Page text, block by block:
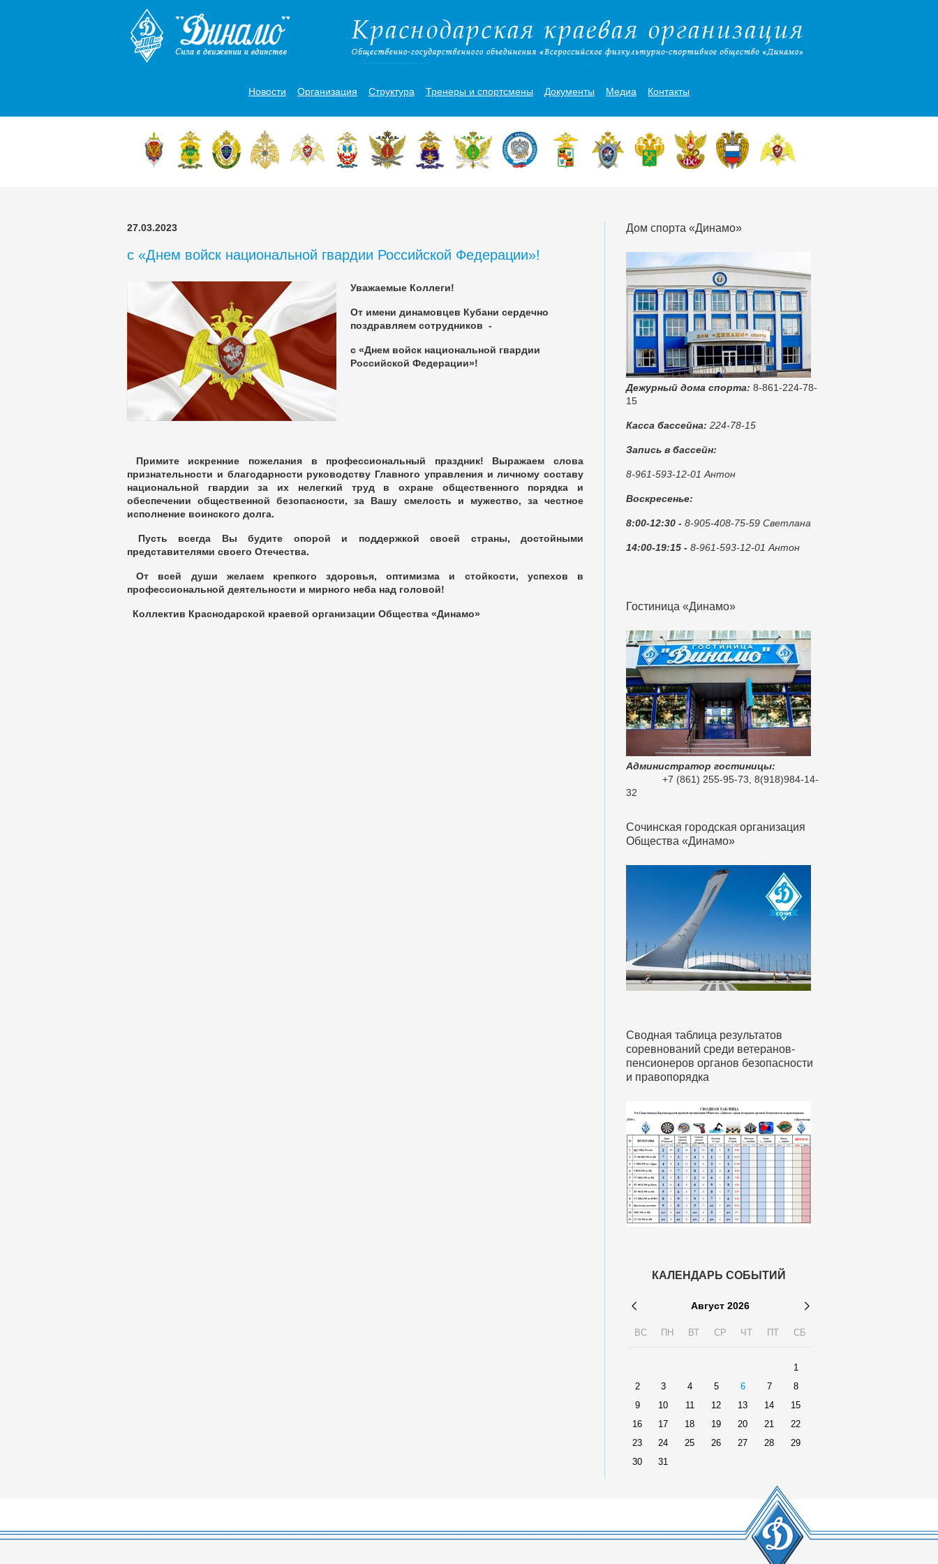
Новости Организация Структура Тренеры и спортсмены Документы Медиа Контакты
27.03.2023
с «Днем войск национальной гвардии Российской Федерации»!
Уважаемые Коллеги!
От имени динамовцев Кубани сердечно
поздравляем сотрудников -
с «Днем войск национальной гвардии
Российской Федерации»!
Примите искренние пожелания в профессиональный праздник! Выражаем слова
признательности и благодарности руководству Главного управления и личному составу
национальной гвардии за их нелегкий труд в охране общественного порядка и
обеспечении общественной безопасности, за Вашу смелость и мужество, за честное
исполнение воинского долга.
Пусть всегда Вы будите опорой и поддержкой своей страны, достойными
представителями своего Отечества.
От всей души желаем крепкого здоровья, оптимизма и стойкости, успехов в
профессиональной деятельности и мирного неба над головой!
Коллектив Краснодарской краевой организации Общества «Динамо»
Дом спорта «Динамо»
Дежурный дома спорта: 8-861-224-78-
15
Касса бассейна: 224-78-15
Запись в бассейн:
8-961-593-12-01 Антон
Воскресенье:
8:00-12:30 - 8-905-408-75-59 Светлана
14:00-19:15 - 8-961-593-12-01 Антон
Гостиница «Динамо»
Администратор гостиницы:
+7 (861) 255-95-73, 8(918)984-14-
32
Сочинская городская организация
Общества «Динамо»
Сводная таблица результатов
соревнований среди ветеранов-
пенсионеров органов безопасности
и правопорядка
КАЛЕНДАРЬ СОБЫТИЙ
Август 2026
ВС ПН ВТ СР ЧТ СБ
1
2
3 4 5 6 7
8
9
10 11 12 13 14
15
16
17 18 19 20 21
22
23
24 25 26 27 28
29
30
31